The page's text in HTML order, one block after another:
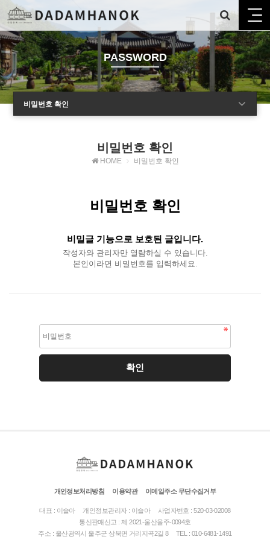
PASSWORD
비밀번호 확인
비밀번호 확인
HOME 비밀번호 확인
비밀번호 확인
비밀글 기능으로 보호된 글입니다.
작성자와 관리자만 열람하실 수 있습니다.
본인이라면 비밀번호를 입력하세요.
개인정보처리방침 이용약관 이메일주소 무단수집거부
대표 : 이슬아 개인정보관리자 : 이슬아
사업자번호 : 520-03-02008
통신판매신고 : 제 2021-울산울주-0094호
주소 : 울산광역시 울주군 상북면 거리지곡2길 8
TEL : 010-6481-1491